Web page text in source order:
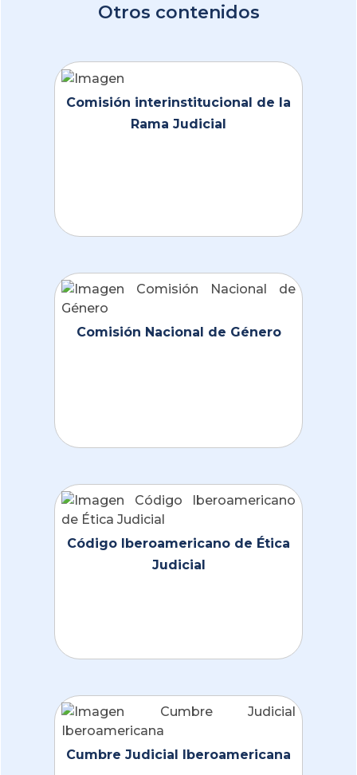
Otros contenidos
Comisión interinstitucional de la
Rama Judicial
Comisión Nacional de Género
Código Iberoamericano de Ética
Judicial
Cumbre Judicial Iberoamericana